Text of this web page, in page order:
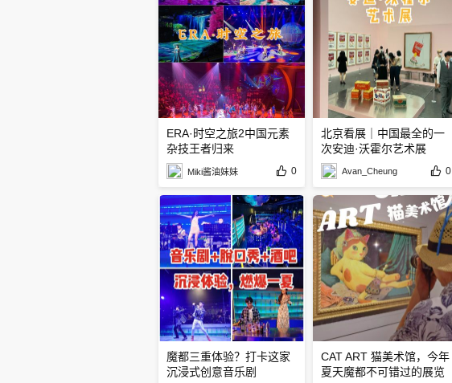
ERA·时空之旅2中国元素
杂技王者归来
Miki酱油妹妹 0
魔都三重体验？打卡这家
沉浸式创意音乐剧
北京看展｜中国最全的一
次安迪·沃霍尔艺术展
Avan_Cheung 0
CAT ART 猫美术馆，今年
夏天魔都不可错过的展览